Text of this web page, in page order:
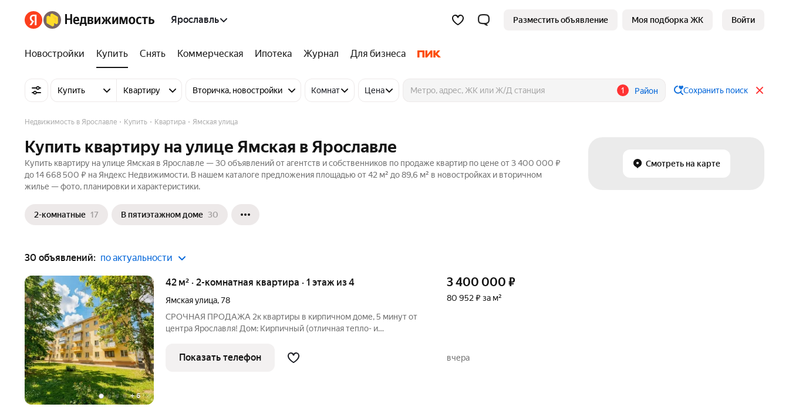
Ярославль Разместить объявление Моя подборка ЖК Войти
Новостройки Купить Снять Коммерческая Ипотека Журнал Для бизнеса
Купить Квартиру Вторичка, новостройки Комнат Цена 1 Район Сохранить поиск
Смотреть на карте
Недвижимость в Ярославле Купить Квартира Ямская улица
Купить квартиру на улице Ямская в Ярославле
Купить квартиру на улице Ямская в Ярославле — 30 объявлений от агентств и собственников по продаже квартир по цене от 3 400 000 ₽
до 14 668 500 ₽ на Яндекс Недвижимости. В нашем каталоге предложения площадью от 42 м² до 89,6 м² в новостройках и вторичном
жилье — фото, планировки и характеристики.
2-комнатные 17 В пятиэтажном доме 30
30 объявлений: по актуальности
+6
42 м² · 2-комнатная квартира · 1 этаж из 4
Ямская улица,78
СРОЧНАЯ ПРОДАЖА 2к квартиры в кирпичном доме, 5 минут от
центра Ярославля! Дом: Кирпичный (отличная тепло- и
10,6 кв/м Есть вместительная кладовка Состояние: Установлены
во всей квартире
3 400 000 ₽
80 952 ₽ за м²
Показать телефон вчера